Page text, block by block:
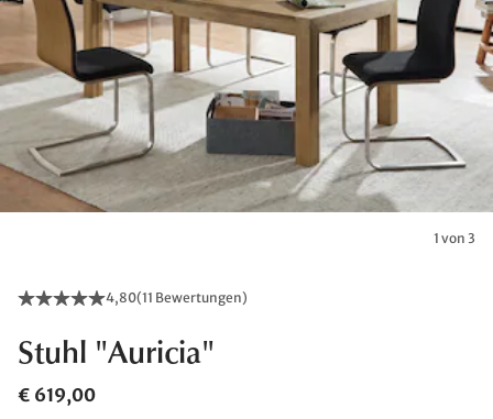
1 von 3
4,80(11 Bewertungen)
Stuhl "Auricia"
€ 619,00